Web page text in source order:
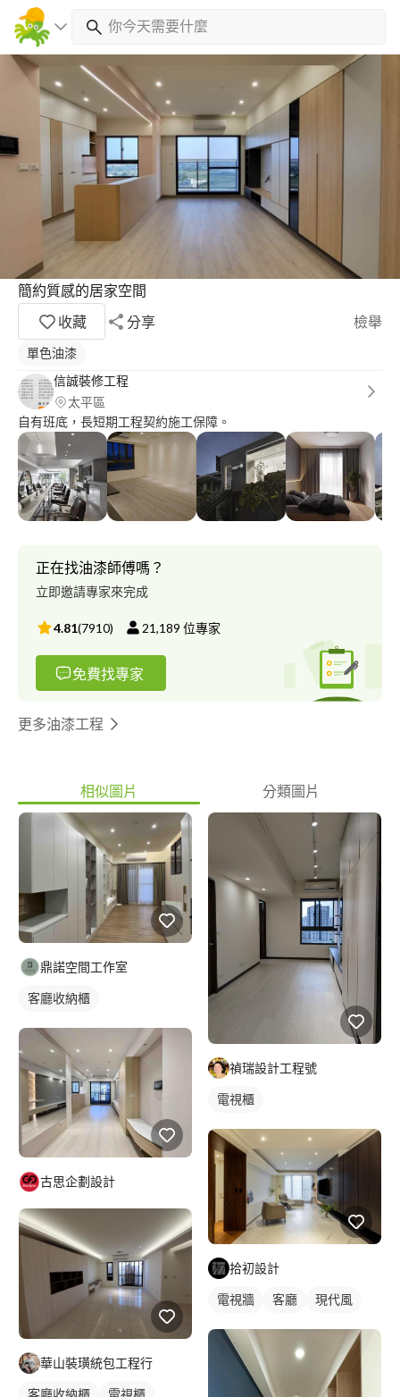
簡約質感的居家空間
收藏
分享 檢舉
單色油漆
信誠裝修工程
太平區
自有班底，長短期工程契約施工保障。
正在找油漆師傅嗎？
立即邀請專家來完成
4.81(7910) 21,189 位專家
免費找專家
更多油漆工程
相似圖片 分類圖片
鼎諾空間工作室
客廳收納櫃
古思企劃設計
華山裝璜統包工程行
客廳收納櫃 電視櫃
禎瑞設計工程號
電視櫃
拾初設計
電視牆 客廳 現代風